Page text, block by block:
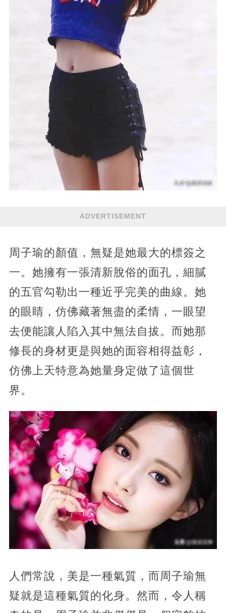
ADVERTISEMENT
周子瑜的顏值，無疑是她最大的標簽之
一。她擁有一張清新脫俗的面孔，細膩
的五官勾勒出一種近乎完美的曲線。她
的眼睛，仿佛藏著無盡的柔情，一眼望
去便能讓人陷入其中無法自拔。而她那
修長的身材更是與她的面容相得益彰，
仿佛上天特意為她量身定做了這個世
界。
人們常說，美是一種氣質，而周子瑜無
疑就是這種氣質的化身。然而，令人稱